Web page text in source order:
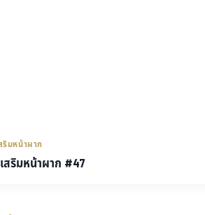
ริมหน้าผาก
สริมหน้าผาก #47